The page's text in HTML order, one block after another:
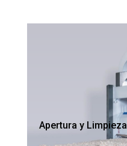
Apertura y Limpieza